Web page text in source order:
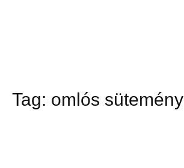
Tag: omlós sütemény